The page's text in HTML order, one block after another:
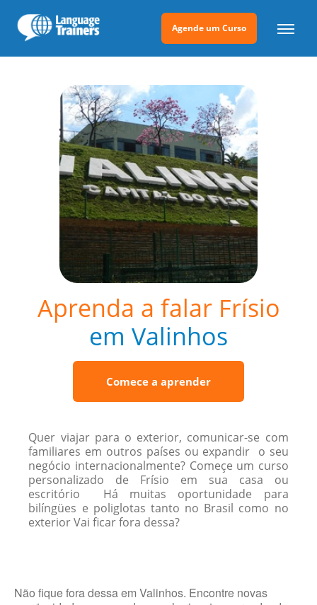
Agende um Curso
Aprenda a falar Frísio
em Valinhos
Comece a aprender
Quer viajar para o exterior, comunicar-se com
familiares em outros países ou expandir o seu
negócio internacionalmente? Começe um curso
personalizado de Frísio em sua casa ou
escritório Há muitas oportunidade para
bilíngües e poliglotas tanto no Brasil como no
exterior Vai ficar fora dessa?
Não fique fora dessa em Valinhos. Encontre novas